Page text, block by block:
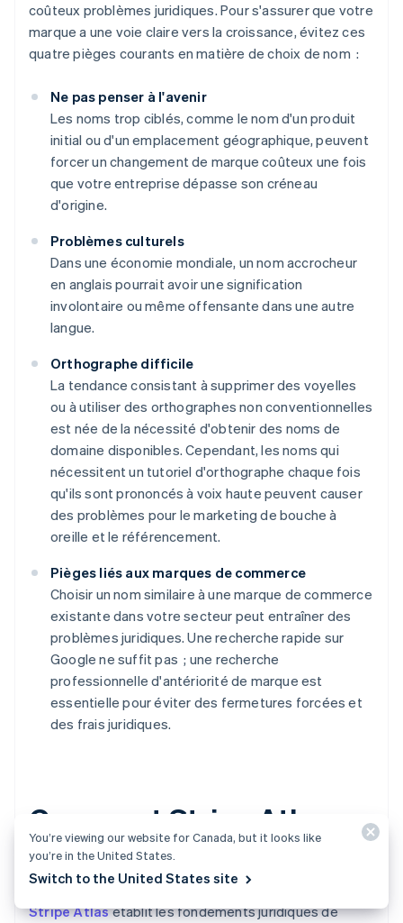
coûteux problèmes juridiques. Pour s'assurer que votre
marque a une voie claire vers la croissance, évitez ces
quatre pièges courants en matière de choix de nom :
Ne pas penser à l'avenir
Les noms trop ciblés, comme le nom d'un produit
initial ou d'un emplacement géographique, peuvent
forcer un changement de marque coûteux une fois
que votre entreprise dépasse son créneau
d'origine.
Problèmes culturels
Dans une économie mondiale, un nom accrocheur
en anglais pourrait avoir une signification
involontaire ou même offensante dans une autre
langue.
Orthographe difficile
La tendance consistant à supprimer des voyelles
ou à utiliser des orthographes non conventionnelles
est née de la nécessité d'obtenir des noms de
domaine disponibles. Cependant, les noms qui
nécessitent un tutoriel d'orthographe chaque fois
qu'ils sont prononcés à voix haute peuvent causer
des problèmes pour le marketing de bouche à
oreille et le référencement.
Pièges liés aux marques de commerce
Choisir un nom similaire à une marque de commerce
existante dans votre secteur peut entraîner des
problèmes juridiques. Une recherche rapide sur
Google ne suffit pas ; une recherche
professionnelle d'antériorité de marque est
essentielle pour éviter des fermetures forcées et
des frais juridiques.
Comment Stripe Atlas
peut vous aider
Stripe Atlasétablit les fondements juridiques de
You’re viewing our website for Canada, but it looks like
you’re in the United States.
Switch to the United States site